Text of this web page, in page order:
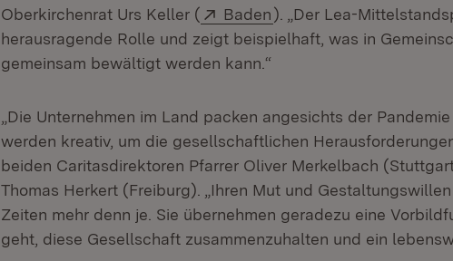
Oberkirchenrat Urs Keller (
Extern:
Baden(Öffnet in neuem
). „Der Lea-
herausragende Rolle und zeigt beispielhaft, was in
gemeinsam bewältigt werden kann.“
„Die Unternehmen im Land packen angesichts der
werden kreativ, um die gesellschaftlichen
beiden Caritasdirektoren Pfarrer Oliver Merkelbach
Thomas Herkert (Freiburg). „Ihren Mut und
Zeiten mehr denn je. Sie übernehmen geradezu eine
geht, diese Gesellschaft zusammenzuhalten und ein